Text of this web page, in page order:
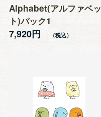
Alphabet(アルファベッ
ト)パック1
7,920円